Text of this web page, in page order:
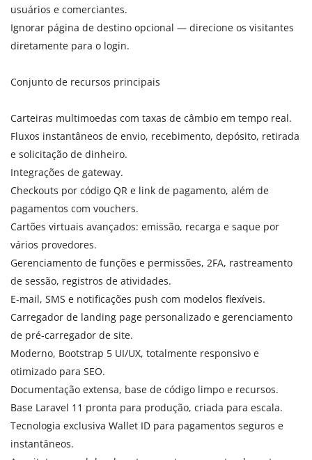
usuários e comerciantes.
Ignorar página de destino opcional — direcione os visitantes
diretamente para o login.
Conjunto de recursos principais
Carteiras multimoedas com taxas de câmbio em tempo real.
Fluxos instantâneos de envio, recebimento, depósito, retirada
e solicitação de dinheiro.
Integrações de gateway.
Checkouts por código QR e link de pagamento, além de
pagamentos com vouchers.
Cartões virtuais avançados: emissão, recarga e saque por
vários provedores.
Gerenciamento de funções e permissões, 2FA, rastreamento
de sessão, registros de atividades.
E-mail, SMS e notificações push com modelos flexíveis.
Carregador de landing page personalizado e gerenciamento
de pré-carregador de site.
Moderno, Bootstrap 5 UI/UX, totalmente responsivo e
otimizado para SEO.
Documentação extensa, base de código limpo e recursos.
Base Laravel 11 pronta para produção, criada para escala.
Tecnologia exclusiva Wallet ID para pagamentos seguros e
instantâneos.